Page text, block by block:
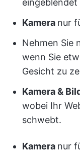
eingeblendet
Kamera nur
Nehmen Sie
wenn Sie
Gesicht zu
Kamera &
wobei Ihr
schwebt.
Kamera nur